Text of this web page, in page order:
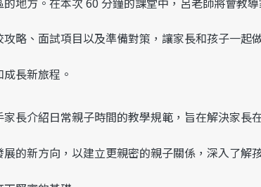
攻略、面試項目以及準備對策 ，讓家長和孩子一起
長新旅程。
長介紹日常親子時間的教學規範， 旨在解決家長
展的新方向，以建立更親密的親子關係，深入了解